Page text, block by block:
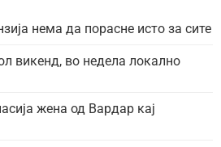
нема да порасне исто за сите
викенд, во недела локално
жена од Вардар кај